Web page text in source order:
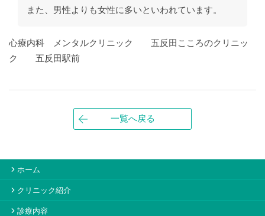
また、男性よりも女性に多いといわれています。
心療内科 メンタルクリニック 五反田こころのクリニッ
ク 五反田駅前
一覧へ戻る
ホーム
クリニック紹介
診療内容